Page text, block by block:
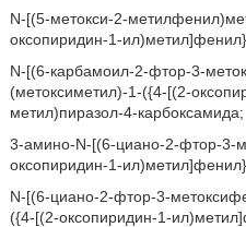
N-[(5-метокси-2-
оксопиридин-1-
N-[(6-карбамоил-2-фтор-3-
(метоксиметил)-1-({4-[(2-
метил)пиразол-4-карбоксамида;
3-амино-N-[(6-циано-2-фтор-3-
оксопиридин-1-
N-[(6-циано-2-фтор-3-
({4-[(2-оксопиридин-1-